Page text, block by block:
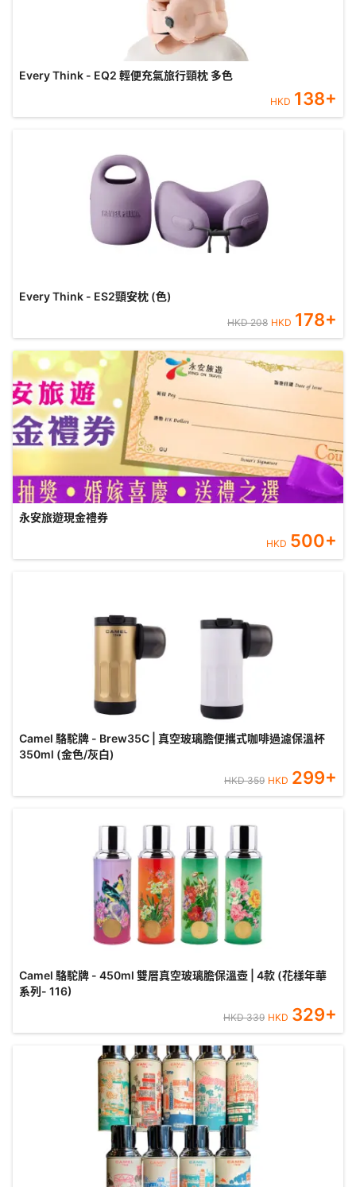
Every Think - EQ2 輕便充氣旅行頸枕 多色
HKD 138+
Every Think - ES2頸安枕 (色)
HKD208 HKD 178+
永安旅遊現金禮券
HKD 500+
Camel 駱駝牌 - Brew35C | 真空玻璃膽便攜式咖啡過濾保溫杯
350ml (金色/灰白)
HKD359 HKD 299+
Camel 駱駝牌 - 450ml 雙層真空玻璃膽保溫壺 | 4款 (花樣年華
系列- 116)
HKD339 HKD 329+